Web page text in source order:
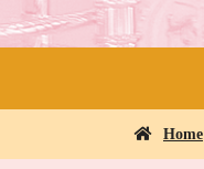
Home